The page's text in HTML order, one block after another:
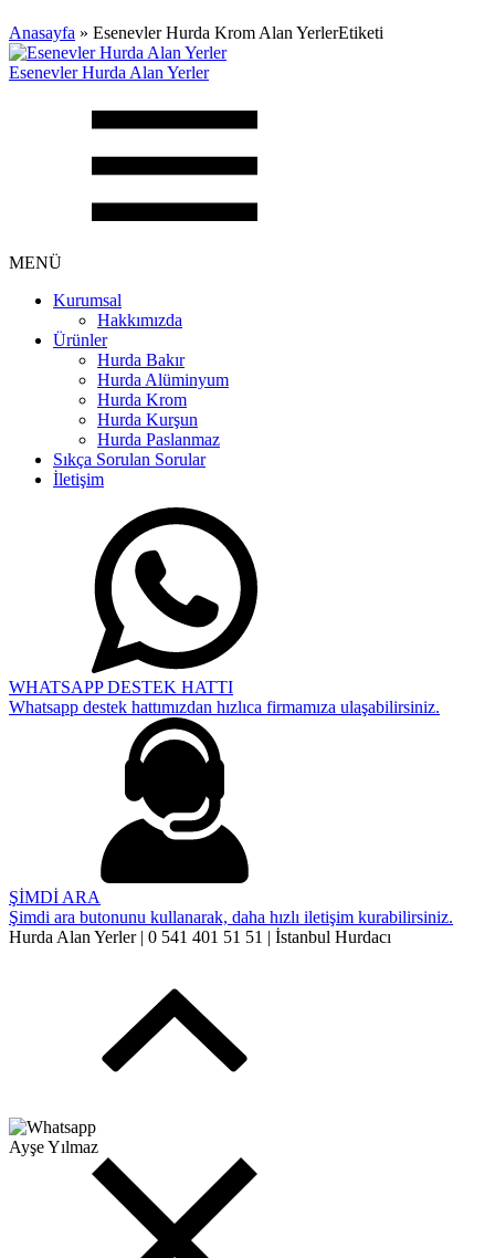
Anasayfa » Esenevler Hurda Krom Alan YerlerEtiketi
Esenevler Hurda Alan Yerler
MENÜ
Kurumsal
Hakkımızda
Ürünler
Hurda Bakır
Hurda Alüminyum
Hurda Krom
Hurda Kurşun
Hurda Paslanmaz
Sıkça Sorulan Sorular
İletişim
WHATSAPP DESTEK HATTI
Whatsapp destek hattımızdan hızlıca firmamıza ulaşabilirsiniz.
ŞİMDİ ARA
Şimdi ara butonunu kullanarak, daha hızlı iletişim kurabilirsiniz.
Hurda Alan Yerler | 0 541 401 51 51 | İstanbul Hurdacı
Ayşe Yılmaz